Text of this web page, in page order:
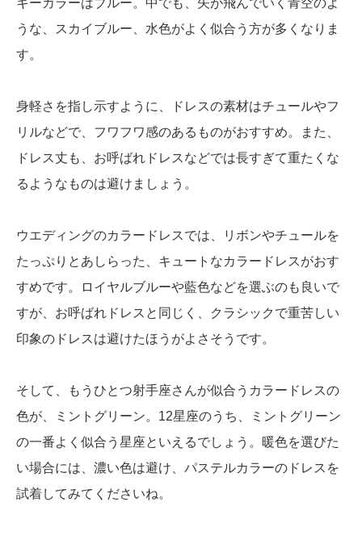
うな、スカイブルー、水色がよく似合う方が多くなりま
す。
身軽さを指し示すように、ドレスの素材はチュールやフ
リルなどで、フワフワ感のあるものがおすすめ。また、
ドレス丈も、お呼ばれドレスなどでは長すぎて重たくな
るようなものは避けましょう。
ウエディングのカラードレスでは、リボンやチュールを
たっぷりとあしらった、キュートなカラードレスがおす
すめです。ロイヤルブルーや藍色などを選ぶのも良いで
すが、お呼ばれドレスと同じく、クラシックで重苦しい
印象のドレスは避けたほうがよさそうです。
そして、もうひとつ射手座さんが似合うカラードレスの
色が、ミントグリーン。12星座のうち、ミントグリーン
の一番よく似合う星座といえるでしょう。暖色を選びた
い場合には、濃い色は避け、パステルカラーのドレスを
試着してみてくださいね。